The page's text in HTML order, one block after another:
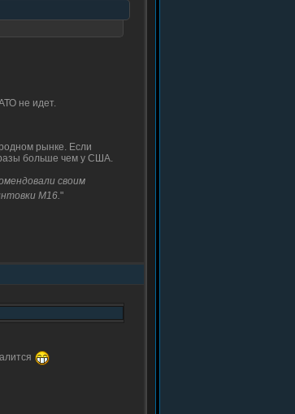
не идет.
рынке. Если
разы больше чем у США.
своим
М16."